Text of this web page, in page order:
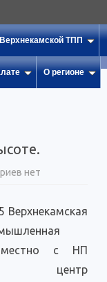
ТПП
О регионе
к
работы
на
высоте.
нет
Верхнекамская
с НП
центр